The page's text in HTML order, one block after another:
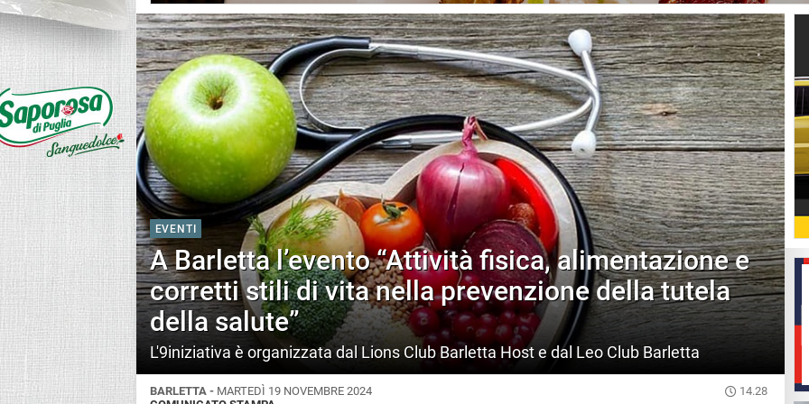
EVENTI
A Barletta l’evento “Attività fisica, alimentazione e
corretti stili di vita nella prevenzione della tutela
della salute”
L'9iniziativa è organizzata dal Lions Club Barletta Host e dal Leo Club Barletta
BARLETTA - MARTEDÌ 19 NOVEMBRE 2024
14.28